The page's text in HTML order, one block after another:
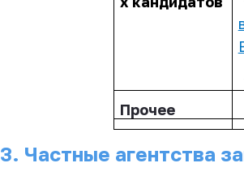
Прочее
3. Частные агентства